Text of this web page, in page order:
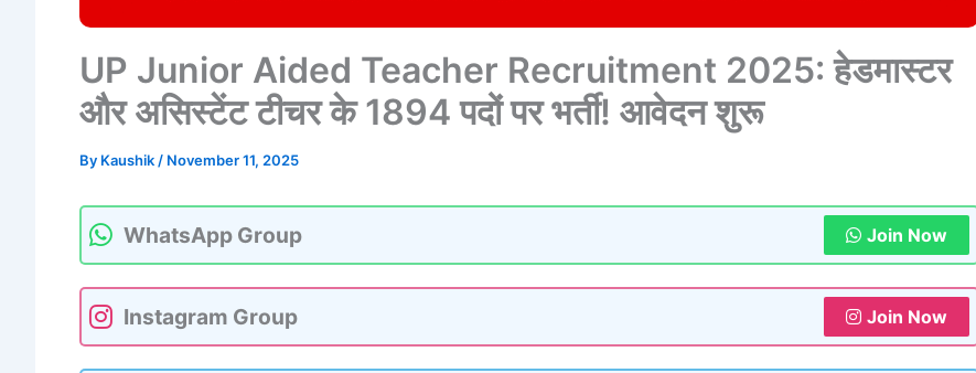
UP Junior Aided Teacher Recruitment 2025: हेडमास्टर
और असिस्टेंट टीचर के 1894 पदों पर भर्ती! आवेदन शुरू
By Kaushik / November 11, 2025
WhatsApp Group Join Now
Instagram Group Join Now